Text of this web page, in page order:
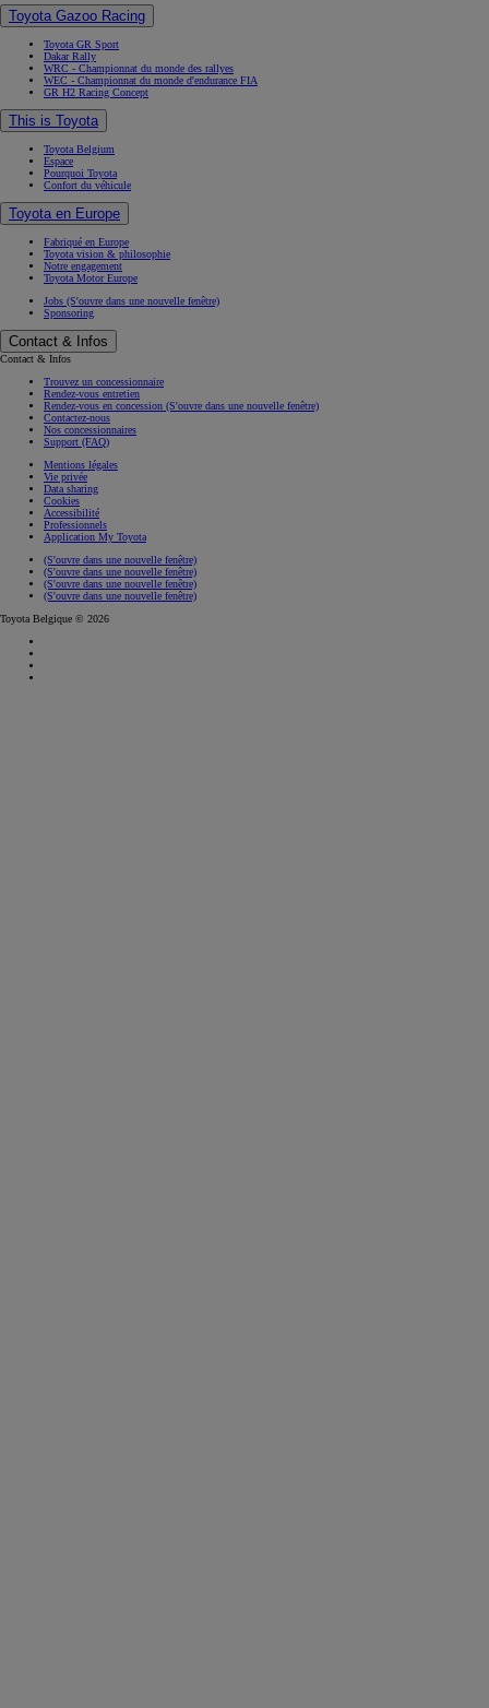
Toyota Gazoo Racing
Toyota GR Sport
Dakar Rally
WRC - Championnat du monde des rallyes
WEC - Championnat du monde d'endurance FIA
GR H2 Racing Concept
This is Toyota
Toyota Belgium
Espace
Pourquoi Toyota
Confort du véhicule
Toyota en Europe
Fabriqué en Europe
Toyota vision & philosophie
Notre engagement
Toyota Motor Europe
Jobs (S'ouvre dans une nouvelle fenêtre)
Sponsoring
Contact & Infos
Contact & Infos
Trouvez un concessionnaire
Rendez-vous entretien
Rendez-vous en concession (S'ouvre dans une nouvelle fenêtre)
Contactez-nous
Nos concessionnaires
Support (FAQ)
Mentions légales
Vie privée
Data sharing
Cookies
Accessibilité
Professionnels
Application My Toyota
(S'ouvre dans une nouvelle fenêtre)
(S'ouvre dans une nouvelle fenêtre)
(S'ouvre dans une nouvelle fenêtre)
(S'ouvre dans une nouvelle fenêtre)
Toyota Belgique © 2026